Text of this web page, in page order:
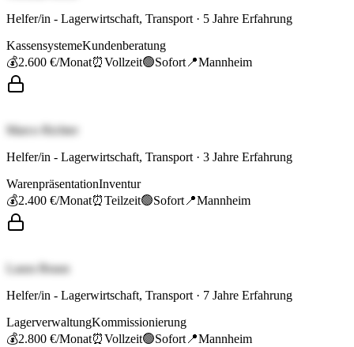
Helfer/in - Lagerwirtschaft, Transport · 5 Jahre Erfahrung
KassensystemeKundenberatung
💰2.600 €/Monat⏰Vollzeit🟢Sofort 📍Mannheim
Marco Richter
Helfer/in - Lagerwirtschaft, Transport · 3 Jahre Erfahrung
WarenpräsentationInventur
💰2.400 €/Monat⏰Teilzeit🟢Sofort 📍Mannheim
Laura Braun
Helfer/in - Lagerwirtschaft, Transport · 7 Jahre Erfahrung
LagerverwaltungKommissionierung
💰2.800 €/Monat⏰Vollzeit🟢Sofort 📍Mannheim